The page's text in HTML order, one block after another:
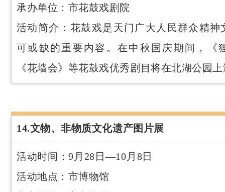
承办单位：市花鼓戏剧院
活动简介：花鼓戏是天门广大人民群众精神
可或缺的重要内容。在中秋国庆期间，《
《花墙会》等花鼓戏优秀剧目将在北湖公园
14.文物、非物质文化遗产图片展
活动时间：9月28日—10月8日
活动地点：市博物馆